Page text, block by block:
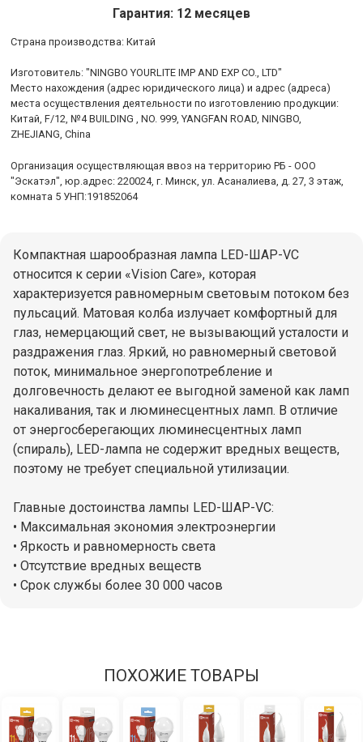
Гарантия: 12 месяцев
Cтрана производства: Китай
Изготовитель: "NINGBO YOURLITE IMP AND EXP CO., LTD"
Место нахождения (адрес юридического лица) и адрес (адреса)
места осуществления деятельности по изготовлению продукции:
Китай, F/12, №4 BUILDING , NO. 999, YANGFAN ROAD, NINGBO,
ZHEJIANG, China
Организация осуществляющая ввоз на территорию РБ - ООО
"Эскатэл", юр.адрес: 220024, г. Минск, ул. Асаналиева, д. 27, 3 этаж,
комната 5 УНП:191852064
Компактная шарообразная лампа LED-ШАР-VC
относится к серии «Vision Care», которая
характеризуется равномерным световым потоком без
пульсаций. Матовая колба излучает комфортный для
глаз, немерцающий свет, не вызывающий усталости и
раздражения глаз. Яркий, но равномерный световой
поток, минимальное энергопотребление и
долговечность делают ее выгодной заменой как ламп
накаливания, так и люминесцентных ламп. В отличие
от энергосберегающих люминесцентных ламп
(спираль), LED-лампа не содержит вредных веществ,
поэтому не требует специальной утилизации.
Главные достоинства лампы LED-ШАР-VC:
• Максимальная экономия электроэнергии
• Яркость и равномерность света
• Отсутствие вредных веществ
• Срок службы более 30 000 часов
ПОХОЖИЕ ТОВАРЫ